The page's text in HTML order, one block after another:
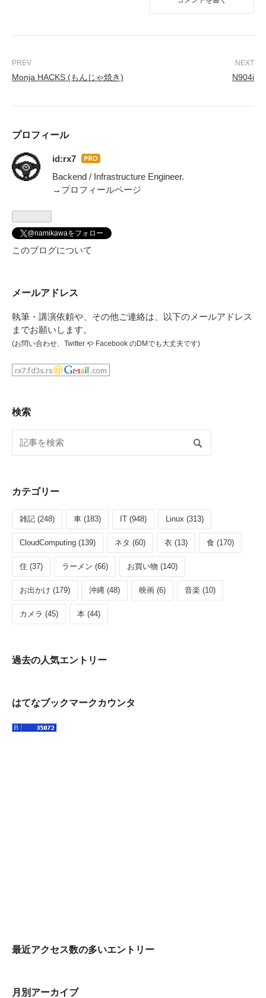
Monja HACKS (もんじゃ焼き) N904i
プロフィール
id:rx7 はて
なブ
ログ
Backend / Infrastructure Engineer.
→プロフィールページ
@namikawaをフォロー
このブログについて
メールアドレス
執筆・講演依頼や、その他ご連絡は、以下のメールアドレス
までお願いします。
(お問い合わせ Twitter や Facebook のDMでも大丈夫です)
検索
カテゴリー
雑記 (248) 車 (183) IT (948) Linux (313)
CloudComputing (139) ネタ (60) 衣 (13) 食 (170)
住 (37) ラーメン (66) お買い物 (140)
お出かけ (179) 沖縄 (48) 映画 (6) 音楽 (10)
カメラ (45) 本 (44)
過去の人気エントリー
はてなブックマークカウンタ
最近アクセス数の多いエントリー
月別アーカイブ